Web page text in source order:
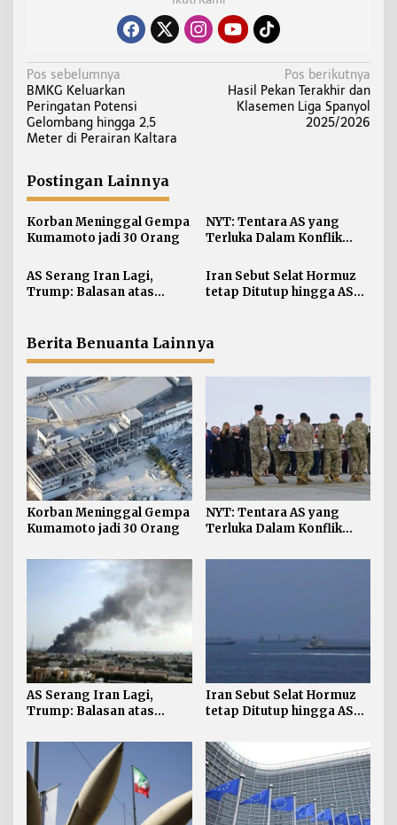
N
a
v
i
a
s
i
p
o
s
Pos sebelumnya
BMKG Keluarkan
Peringatan Potensi
Gelombang hingga 2,5
Meter di Perairan Kaltara
Pos berikutnya
Hasil Pekan Terakhir dan
Klasemen Liga Spanyol
2025/2026
Postingan Lainnya
Korban Meninggal Gempa
Kumamoto jadi 30 Orang
NYT: Tentara AS yang
Terluka Dalam Konflik
AS Serang Iran Lagi,
Trump: Balasan atas
Iran Sebut Selat Hormuz
tetap Ditutup hingga AS
Berita Benuanta Lainnya
Korban Meninggal Gempa
Kumamoto jadi 30 Orang
NYT: Tentara AS yang
Terluka Dalam Konflik
AS Serang Iran Lagi,
Trump: Balasan atas
Iran Sebut Selat Hormuz
tetap Ditutup hingga AS